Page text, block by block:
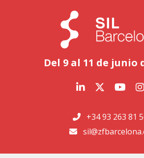
Del 9 al 11 de junio
+34 93 263 81